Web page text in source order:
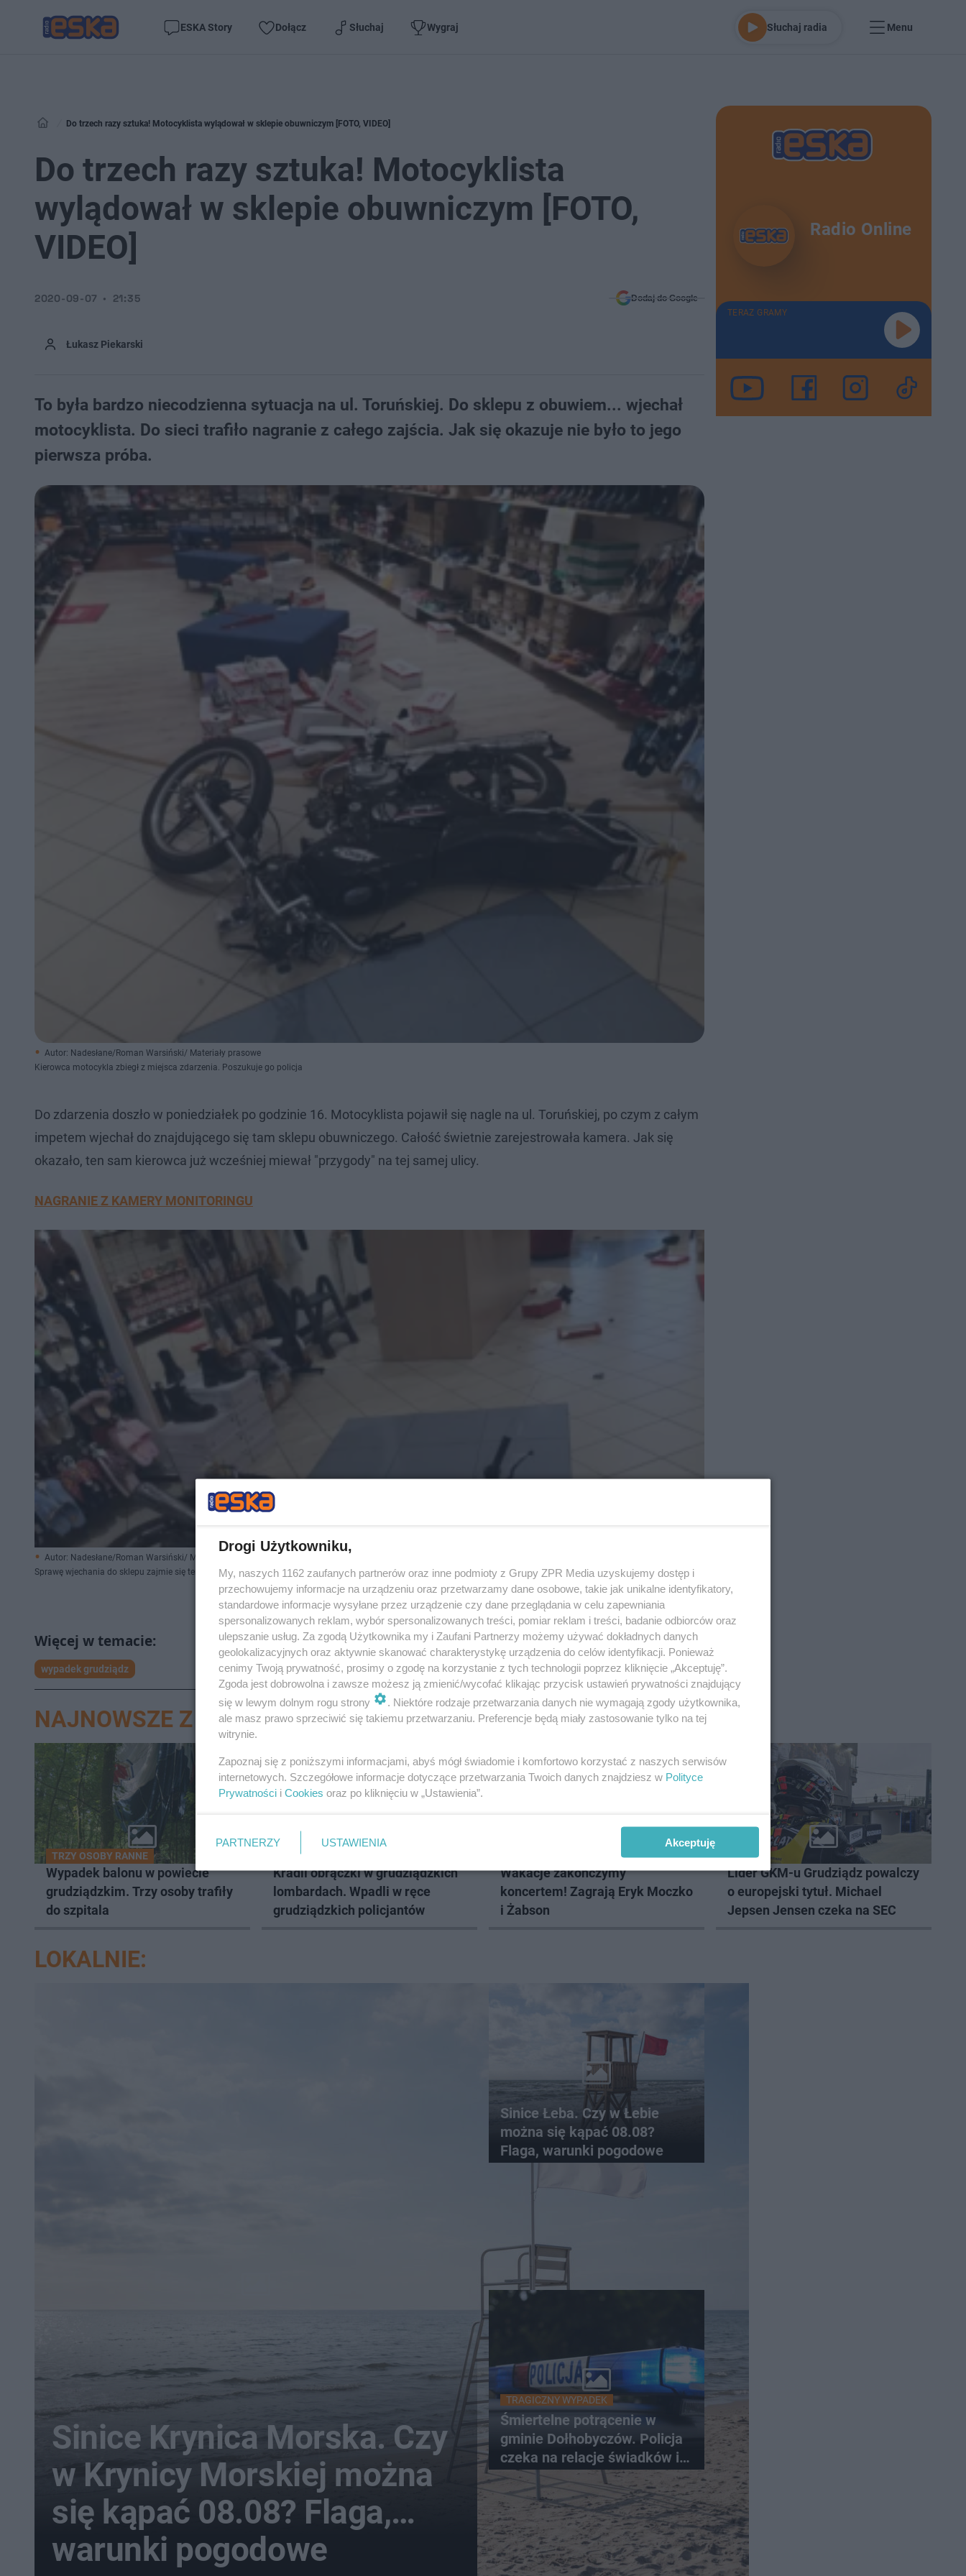
ESKA Story Dołącz Słuchaj Wygraj Słuchaj radia Menu
Do trzech razy sztuka! Motocyklista wylądował w sklepie obuwniczym [FOTO, VIDEO]
Do trzech razy sztuka! Motocyklista
wylądował w sklepie obuwniczym [FOTO,
VIDEO]
Łukasz Piekarski
2020-09-07 21:35 Dodaj do Google
To była bardzo niecodzienna sytuacja na ul. Toruńskiej. Do sklepu z obuwiem... wjechał
motocyklista. Do sieci trafiło nagranie z całego zajścia. Jak się okazuje nie było to jego
pierwsza próba.
Autor: Nadesłane/Roman Warsiński/ Materiały prasowe
Kierowca motocykla zbiegł z miejsca zdarzenia. Poszukuje go policja
Do zdarzenia doszło w poniedziałek po godzinie 16. Motocyklista pojawił się nagle na ul. Toruńskiej, po czym z całym
impetem wjechał do znajdującego się tam sklepu obuwniczego. Całość świetnie zarejestrowała kamera. Jak się
okazało, ten sam kierowca już wcześniej miewał "przygody" na tej samej ulicy.
NAGRANIE Z KAMERY MONITORINGU
Autor: Nadesłane/Roman Warsiński/ Materiały prasowe
Sprawę wjechania do sklepu zajmie się teraz sąd
wypadek grudziądz
Radio Online
TERAZ GRAMY
NAJNOWSZE Z DZIAŁU GRUDZIĄDZ
TRZY OSOBY RANNE
Wypadek balonu w powiecie
grudziądzkim. Trzy osoby trafiły
do szpitala
WPADLI Z FANTAMI
Kradli obrączki w grudziądzkich
lombardach. Wpadli w ręce
grudziądzkich policjantów
Wakacje zakończymy
koncertem! Zagrają Eryk Moczko
i Żabson
ŻUŻEL
Lider GKM-u Grudziądz powalczy
o europejski tytuł. Michael
Jepsen Jensen czeka na SEC
LOKALNIE:
Sinice Krynica Morska. Czy
w Krynicy Morskiej można
się kąpać 08.08? Flaga,
warunki pogodowe
Sinice Łeba. Czy w Łebie
można się kąpać 08.08?
Flaga, warunki pogodowe
TRAGICZNY WYPADEK
Śmiertelne potrącenie w
gminie Dołhobyczów. Policja
czeka na relacje świadków i
nagrania z kamer
Drogi Użytkowniku,
My, naszych 1162 zaufanych partnerów oraz inne podmioty z Grupy ZPR Media uzyskujemy dostęp i
przechowujemy informacje na urządzeniu oraz przetwarzamy dane osobowe, takie jak unikalne identyfikatory,
standardowe informacje wysyłane przez urządzenie czy dane przeglądania w celu zapewniania
spersonalizowanych reklam, wybór spersonalizowanych treści, pomiar reklam i treści, badanie odbiorców oraz
ulepszanie usług. Za zgodą Użytkownika my i Zaufani Partnerzy możemy używać dokładnych danych
geolokalizacyjnych oraz aktywnie skanować charakterystykę urządzenia do celów identyfikacji. Ponieważ
cenimy Twoją prywatność, prosimy o zgodę na korzystanie z tych technologii poprzez kliknięcie „Akceptuję”.
Zgoda jest dobrowolna i zawsze możesz ją zmienić/wycofać klikając przycisk ustawień prywatności znajdujący
się w lewym dolnym rogu strony
. Niektóre rodzaje przetwarzania danych nie wymagają zgody użytkownika,
ale masz prawo sprzeciwić się takiemu przetwarzaniu. Preferencje będą miały zastosowanie tylko na tej
witrynie.
Zapoznaj się z poniższymi informacjami, abyś mógł świadomie i komfortowo korzystać z naszych serwisów
internetowych. Szczegółowe informacje dotyczące przetwarzania Twoich danych znajdziesz w Polityce
Prywatności i Cookies oraz po kliknięciu w „Ustawienia”.
PARTNERZY USTAWIENIA Akceptuję